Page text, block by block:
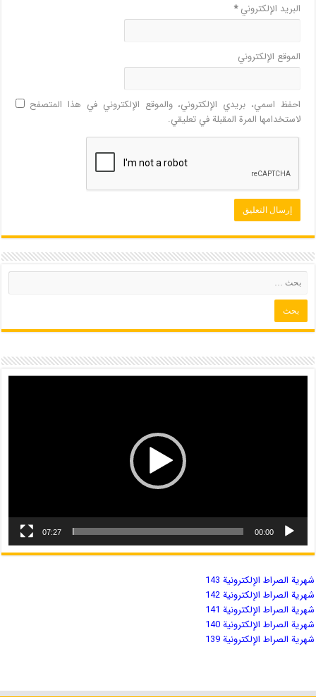
البريد الإلكتروني*
الموقع الإلكتروني
احفظ اسمي، بريدي الإلكتروني، والموقع الإلكتروني في هذا المتصفح
لاستخدامها المرة المقبلة في تعليقي.
00:00
07:27
شهریة الصراط الإلكترونية 143
شهریة الصراط الإلكترونية 142
شهریة الصراط الإلكترونية 141
شهریة الصراط الإلكترونية 140
شهریة الصراط الإلكترونية 139